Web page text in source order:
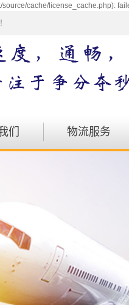
cache/license_cache.php):
们
誉
程
物流服务
航空运输
跨境电商
深港运输